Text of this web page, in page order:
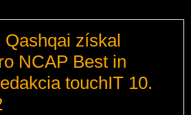
získal
NCAP Best in
touchIT 10.